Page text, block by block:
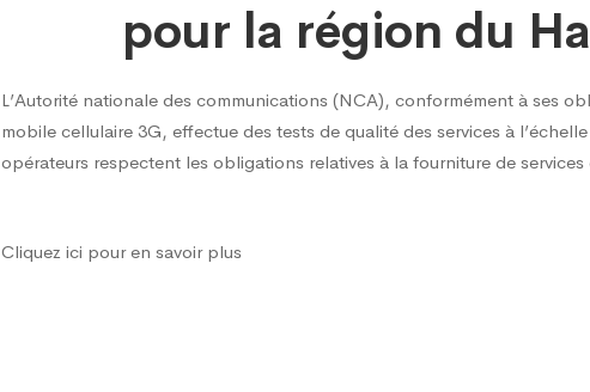
qualité
du
service
pour la région du
L’Autorité nationale des communications (NCA), conformément à ses
mobile cellulaire 3G, effectue des tests de qualité des services à
opérateurs respectent les obligations relatives à la fourniture de
Cliquez ici pour en savoir plus